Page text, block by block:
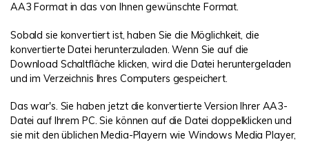
AA3 Format in das von Ihnen gewünschte Format.
Sobald sie konvertiert ist, haben Sie die Möglichkeit, die
konvertierte Datei herunterzuladen. Wenn Sie auf die
Download Schaltfläche klicken, wird die Datei heruntergeladen
und im Verzeichnis Ihres Computers gespeichert.
Das war's. Sie haben jetzt die konvertierte Version Ihrer AA3-
Datei auf Ihrem PC. Sie können auf die Datei doppelklicken und
sie mit den üblichen Media-Playern wie Windows Media Player,